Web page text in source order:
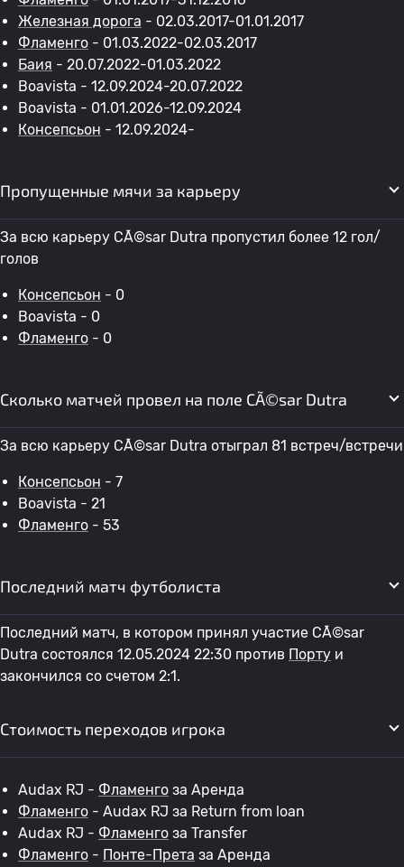
Железная дорога - 02.03.2017-01.01.2017
Фламенго - 01.03.2022-02.03.2017
Баия - 20.07.2022-01.03.2022
Boavista - 12.09.2024-20.07.2022
Boavista - 01.01.2026-12.09.2024
Консепсьон - 12.09.2024-
Пропущенные мячи за карьеру
За всю карьеру CÃ©sar Dutra пропустил более 12 гол/
голов
Консепсьон - 0
Boavista - 0
Фламенго - 0
Сколько матчей провел на поле CÃ©sar Dutra
За всю карьеру CÃ©sar Dutra отыграл 81 встреч/встречи
Консепсьон - 7
Boavista - 21
Фламенго - 53
Последний матч футболиста
Последний матч, в котором принял участие CÃ©sar
Dutra состоялся 12.05.2024 22:30 против Порту и
закончился со счетом 2:1.
Стоимость переходов игрока
Audax RJ - Фламенго за Аренда
Фламенго - Audax RJ за Return from loan
Audax RJ - Фламенго за Transfer
Фламенго - Понте-Прета за Аренда